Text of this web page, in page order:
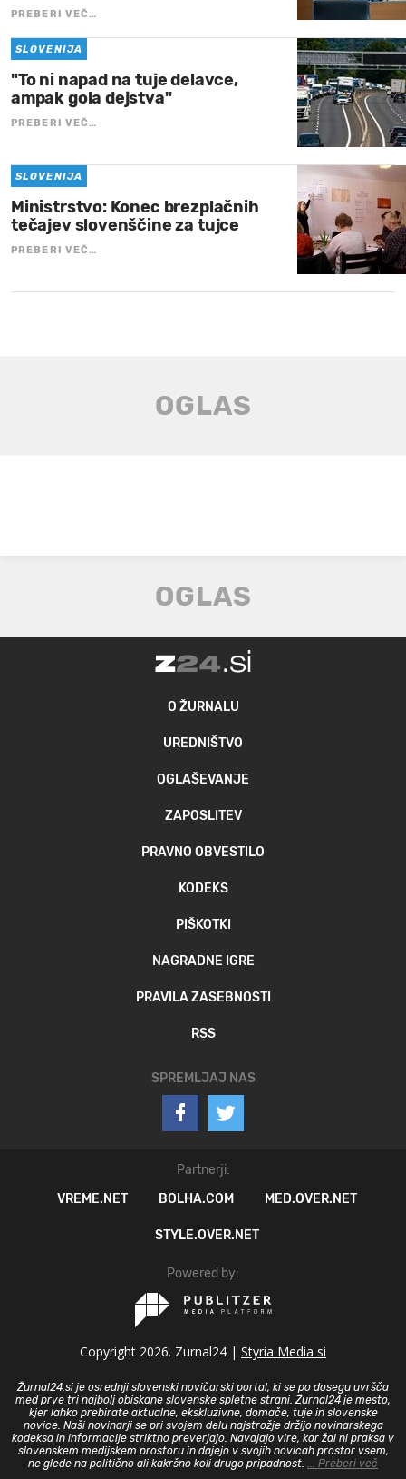
PREBERI VEČ…
SLOVENIJA
"To ni napad na tuje delavce,
ampak gola dejstva"
PREBERI VEČ…
SLOVENIJA
Ministrstvo: Konec brezplačnih
tečajev slovenščine za tujce
PREBERI VEČ…
O ŽURNALU
UREDNIŠTVO
OGLAŠEVANJE
ZAPOSLITEV
PRAVNO OBVESTILO
KODEKS
PIŠKOTKI
NAGRADNE IGRE
PRAVILA ZASEBNOSTI
RSS
SPREMLJAJ NAS
Partnerji:
VREME.NET
BOLHA.COM MED.OVER.NET
STYLE.OVER.NET
Powered by:
Copyright 2026. Zurnal24 | Styria Media si
Žurnal24.si je osrednji slovenski novičarski portal, ki se po dosegu uvršča
med prve tri najbolj obiskane slovenske spletne strani. Žurnal24 je mesto,
kjer lahko prebirate aktualne, ekskluzivne, domače, tuje in slovenske
novice. Naši novinarji se pri svojem delu najstrožje držijo novinarskega
kodeksa in informacije striktno preverjajo. Navajajo vire, kar žal ni praksa v
slovenskem medijskem prostoru in dajejo v svojih novicah prostor vsem,
ne glede na politično ali kakršno koli drugo pripadnost.
... Preberi več